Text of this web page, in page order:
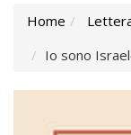
Home
Io sono